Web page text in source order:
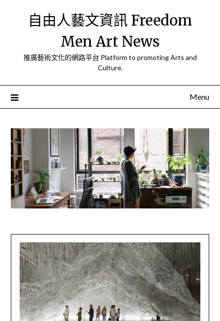
自由人藝文資訊 Freedom
Men Art News
推廣藝術文化的網路平台 Platform to promoting Arts and
Culture.
Menu